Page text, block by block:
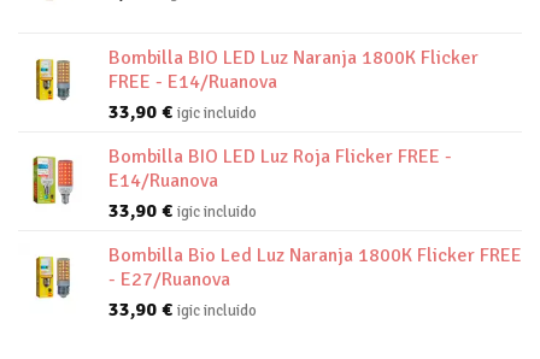
Bombilla BIO LED Luz Naranja 1800K Flicker
FREE - E14/Ruanova
33,90 € igic incluido
Bombilla BIO LED Luz Roja Flicker FREE -
E14/Ruanova
33,90 € igic incluido
Bombilla Bio Led Luz Naranja 1800K Flicker FREE
- E27/Ruanova
33,90 € igic incluido